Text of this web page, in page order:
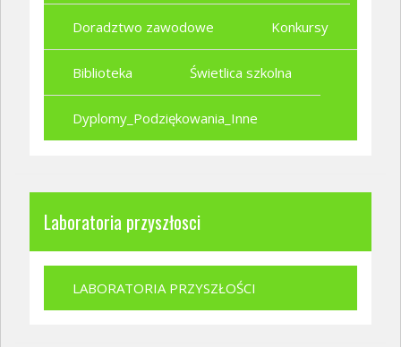
Doradztwo zawodowe Konkursy
Biblioteka Świetlica szkolna
Dyplomy_Podziękowania_Inne
Laboratoria przyszłosci
LABORATORIA PRZYSZŁOŚCI